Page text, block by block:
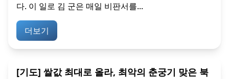
다. 이 일로 김 군은 매일 비판서를...
더보기
[기도] 쌀값 최대로 올라, 최악의 춘궁기 맞은 북